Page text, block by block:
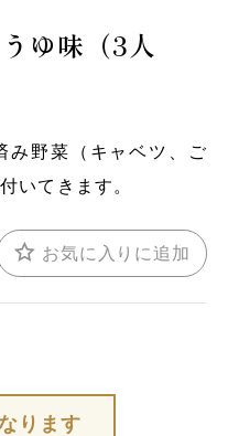
ゆ味（3人
み野菜（キャベツ、ご
いてきます。
お気に入りに追加
ります